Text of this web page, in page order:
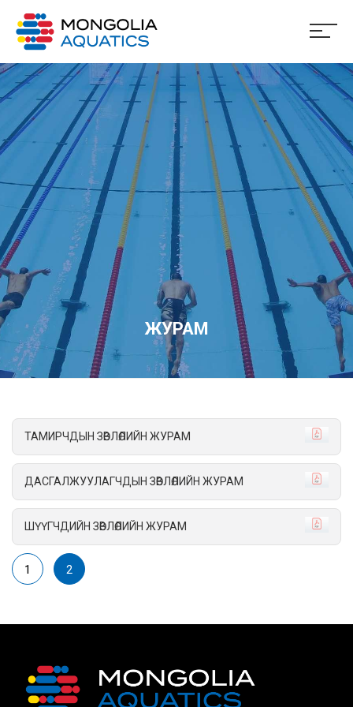
ЖУРАМ
ТАМИРЧДЫН ЗӨВЛӨЛИЙН ЖУРАМ
ДАСГАЛЖУУЛАГЧДЫН ЗӨВЛӨЛИЙН ЖУРАМ
ШҮҮГЧДИЙН ЗӨВЛӨЛИЙН ЖУРАМ
1 2